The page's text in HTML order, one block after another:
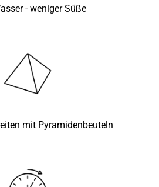
- weniger Süße
mit Pyramidenbeuteln